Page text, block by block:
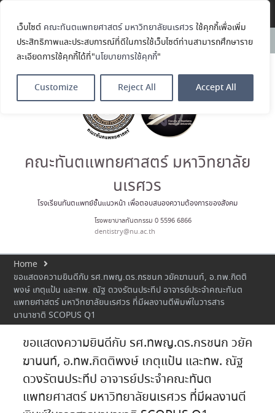
เว็บไซต์ คณะทันตแพทยศาสตร์ มหาวิทยาลัยนเรศวร ใช้คุกกี้เพื่อเพิ่ม
ประสิทธิภาพและประสบการณ์ที่ดีในการใช้เว็บไซต์ท่านสามารถศึกษาราย
ละเอียดการใช้คุกกี้ได้ที่"นโยบายการใช้คุกกี้"
Customize Reject All Accept All
News:
ขอแสดงความยินดีกับ รศ.ทพญ.รัช
วรรณ ตัณศลารักษ์ อาจารย์ประจำ
ภาควิชาทันตกรรมป้องกัน สาขาวิชา
ตำแหน่ง เลขาธิการสมาคม
ทันตแพทย์จัดฟันแห่ง
ประมวลภาพบรรยากาศกิจกรรม
Dent Connect Board Game
Café ครั้งที่ 1 เมื่อวันที่ 4 สิงหาคม
2569 ณ คณะทันแพทยศาสตร์
คณะทันตแพทยศาสตร์
ประชาสัมพันธ์ หลักสูตรทันตแพทย
ศาสตรบัณฑิต และหลักสูตร
ในโครงการ Open House 2026
กิจกรรม NU Explore: เคลียร์ตัว
คณะทันตแพทยศาสตร์ มหาวิทยาลัย
นเรศวร
โรงเรียนทันตแพทย์ชั้นแนวหน้า เพื่อตอบสนองความต้องการของสังคม
โรงพยาบาลทันตกรรม 0 5596 6866
dentistry@nu.ac.th
Home
ขอแสดงความยินดีกับ รศ.ทพญ.ดร.กรชนก วยัคฆานนท์, อ.ทพ.กิตติ
พงษ์ เกตุแป้น และทพ. ณัฐ ดวงรัตนประทีป อาจารย์ประจำคณะทันต
แพทยศาสตร์ มหาวิทยาลัยนเรศวร ที่มีผลงานตีพิมพ์ในวารสาร
นานาชาติ SCOPUS Q1
ขอแสดงความยินดีกับ รศ.ทพญ.ดร.กรชนก วยัค
ฆานนท์, อ.ทพ.กิตติพงษ์ เกตุแป้น และทพ. ณัฐ
ดวงรัตนประทีป อาจารย์ประจำคณะทันต
แพทยศาสตร์ มหาวิทยาลัยนเรศวร ที่มีผลงานตี